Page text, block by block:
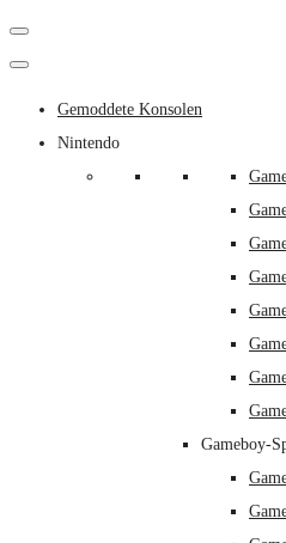
Gemoddete Konsolen
Nintendo
Gameboy-